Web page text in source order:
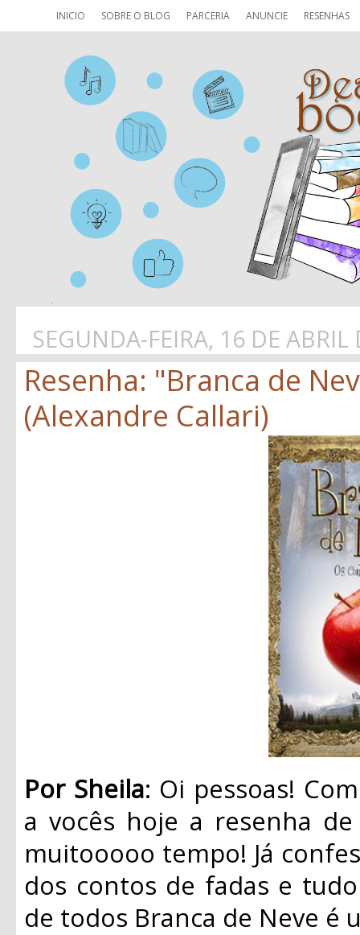
INICIO SOBRE O BLOG PARCERIA ANUNCIE RESENHAS
SEGUNDA-FEIRA, 16 DE ABRIL
Resenha: "Branca de
(Alexandre Callari)
Por Sheila: Oi pessoas!
a vocês hoje a resenha
muitooooo tempo! Já
dos contos de fadas e
de todos Branca de Neve é